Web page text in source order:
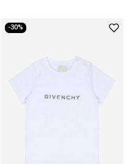
-30%